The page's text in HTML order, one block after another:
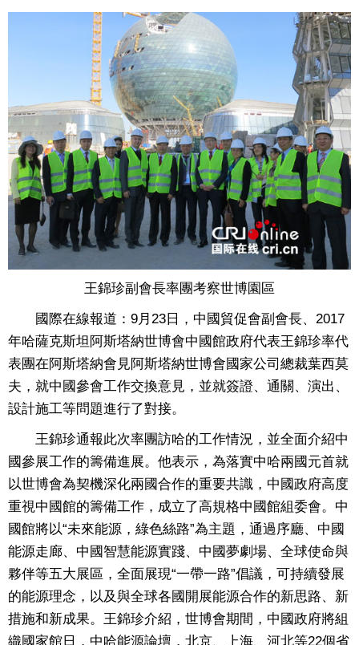
王錦珍副會長率團考察世博園區
國際在線報道：9月23日，中國貿促會副會長、2017
年哈薩克斯坦阿斯塔納世博會中國館政府代表王錦珍率代
表團在阿斯塔納會見阿斯塔納世博會國家公司總裁葉西莫
夫，就中國參會工作交換意見，並就簽證、通關、演出、
設計施工等問題進行了對接。
王錦珍通報此次率團訪哈的工作情況，並全面介紹中
國參展工作的籌備進展。他表示，為落實中哈兩國元首就
以世博會為契機深化兩國合作的重要共識，中國政府高度
重視中國館的籌備工作，成立了高規格中國館組委會。中
國館將以“未來能源，綠色絲路”為主題，通過序廳、中國
能源走廊、中國智慧能源實踐、中國夢劇場、全球使命與
夥伴等五大展區，全面展現“一帶一路”倡議，可持續發展
的能源理念，以及與全球各國開展能源合作的新思路、新
措施和新成果。王錦珍介紹，世博會期間，中國政府將組
織國家館日，中哈能源論壇，北京、上海、河北等22個省